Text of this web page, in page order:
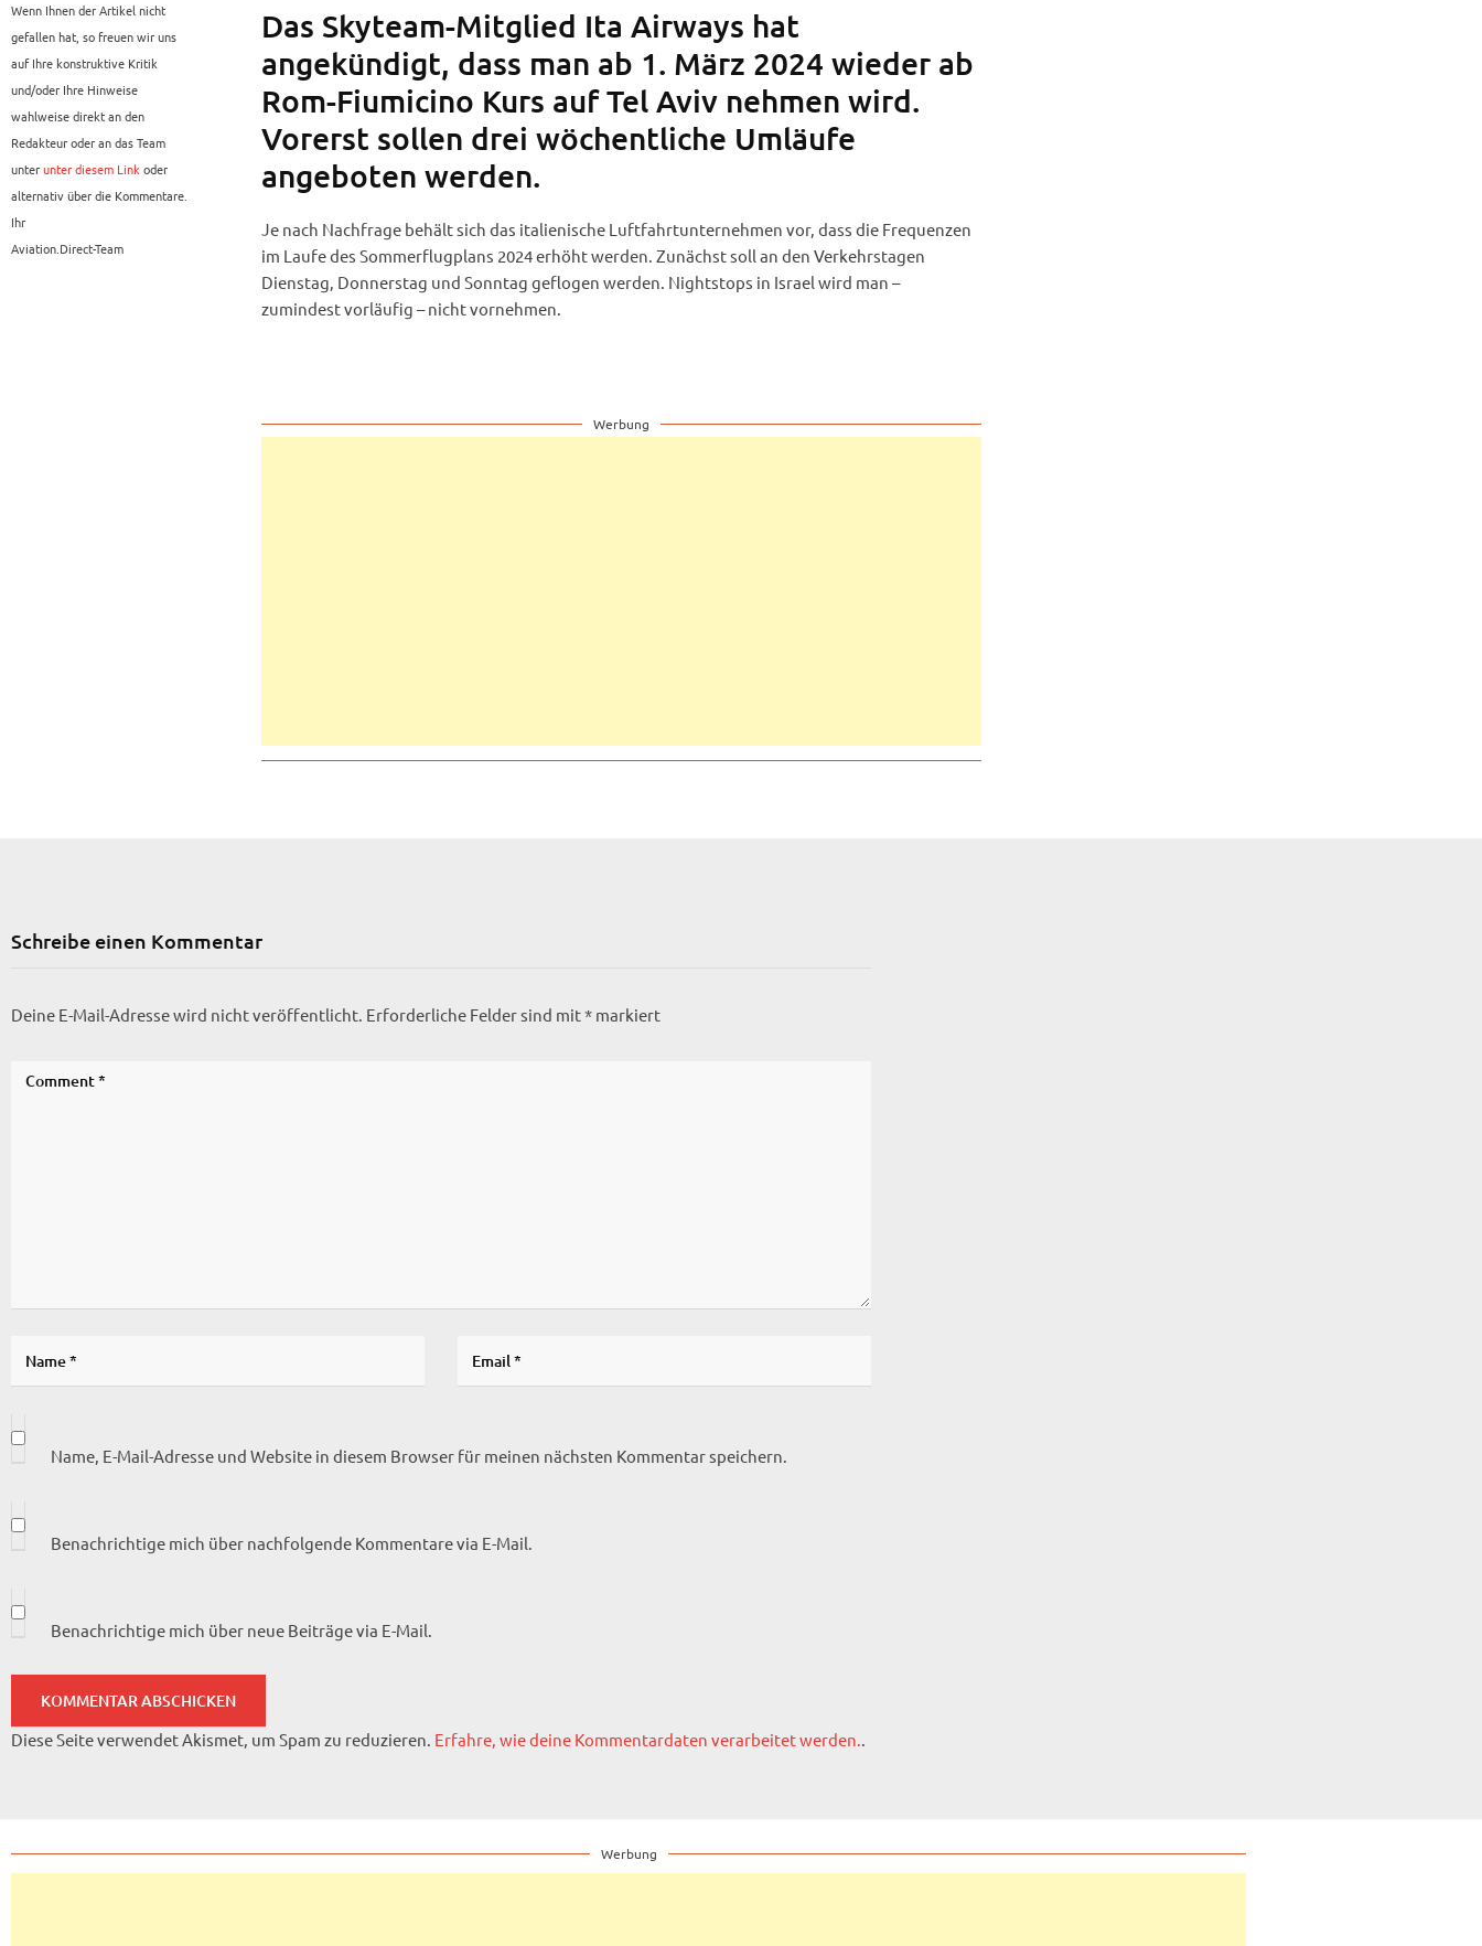
Wenn Ihnen der Artikel nicht
gefallen hat, so freuen wir uns
auf Ihre konstruktive Kritik
und/oder Ihre Hinweise
wahlweise direkt an den
Redakteur oder an das Team
unterunter diesem Linkoder
alternativ über die Kommentare.
Ihr
Aviation.Direct-Team
Das Skyteam-Mitglied Ita Airways hat
angekündigt, dass man ab 1. März 2024 wieder ab
Rom-Fiumicino Kurs auf Tel Aviv nehmen wird.
Vorerst sollen drei wöchentliche Umläufe
angeboten werden.
Je nach Nachfrage behält sich das italienische Luftfahrtunternehmen vor, dass die Frequenzen
im Laufe des Sommerflugplans 2024 erhöht werden. Zunächst soll an den Verkehrstagen
Dienstag, Donnerstag und Sonntag geflogen werden. Nightstops in Israel wird man –
zumindest vorläufig – nicht vornehmen.
Werbung
Schreibe einen Kommentar
Deine E-Mail-Adresse wird nicht veröffentlicht. Erforderliche Felder sind mit* markiert
Name, E-Mail-Adresse und Website in diesem Browser für meinen nächsten Kommentar speichern.
Benachrichtige mich über nachfolgende Kommentare via E-Mail.
Benachrichtige mich über neue Beiträge via E-Mail.
Diese Seite verwendet Akismet, um Spam zu reduzieren. Erfahre, wie deine Kommentardaten verarbeitet werden..
Werbung